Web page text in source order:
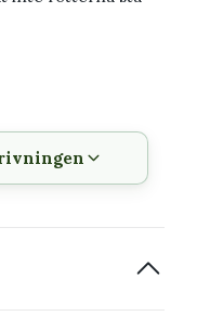
cm RÄDDA MIG